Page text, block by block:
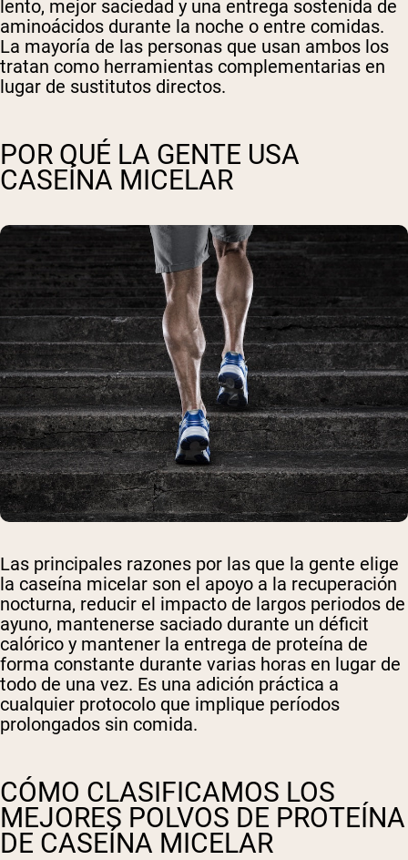
lento, mejor saciedad y una entrega sostenida de
aminoácidos durante la noche o entre comidas.
La mayoría de las personas que usan ambos los
tratan como herramientas complementarias en
lugar de sustitutos directos.
POR QUÉ LA GENTE USA
CASEÍNA MICELAR
Las principales razones por las que la gente elige
la caseína micelar son el apoyo a la recuperación
nocturna, reducir el impacto de largos periodos de
ayuno, mantenerse saciado durante un déficit
calórico y mantener la entrega de proteína de
forma constante durante varias horas en lugar de
todo de una vez. Es una adición práctica a
cualquier protocolo que implique períodos
prolongados sin comida.
CÓMO CLASIFICAMOS LOS
MEJORES POLVOS DE PROTEÍNA
DE CASEÍNA MICELAR